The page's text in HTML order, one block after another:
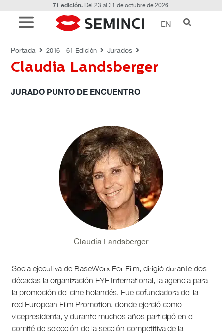
71 edición.Del 23 al 31 de octubre de 2026.
EN
Portada 2016 - 61 Edición Jurados
Claudia Landsberger
JURADO PUNTO DE ENCUENTRO
Socia ejecutiva de BaseWorx For Film, dirigió durante dos
décadas la organización EYE International, la agencia para
la promoción del cine holandés. Fue cofundadora del la
red European Film Promotion, donde ejerció como
vicepresidenta, y durante muchos años participó en el
comité de selección de la sección competitiva de la
Claudia Landsberger